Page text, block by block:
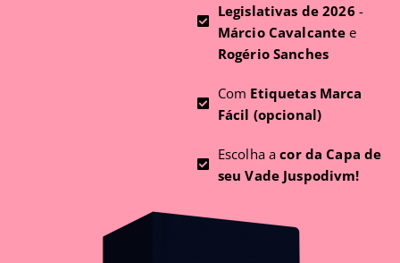
Legislativas de 2026 -
Márcio Cavalcante e
Rogério Sanches
Com Etiquetas Marca
Fácil (opcional)
Escolha acor da Capa de
seu Vade Juspodivm!